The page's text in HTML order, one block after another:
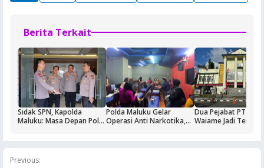
Berita Terkait
Sidak SPN, Kapolda
Maluku: Masa Depan Polri
Polda Maluku Gelar
Operasi Anti Narkotika,
Dua Pejabat PT Dok
Waiame Jadi
Previous: